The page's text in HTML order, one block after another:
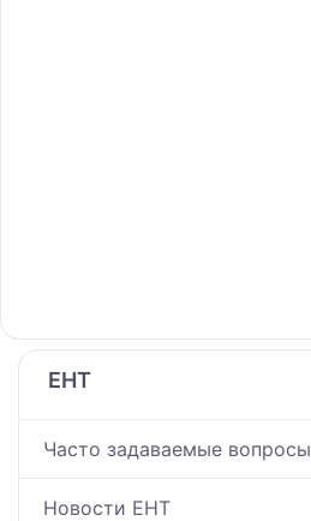
ЕНТ
Часто задаваемые вопросы
Новости ЕНТ